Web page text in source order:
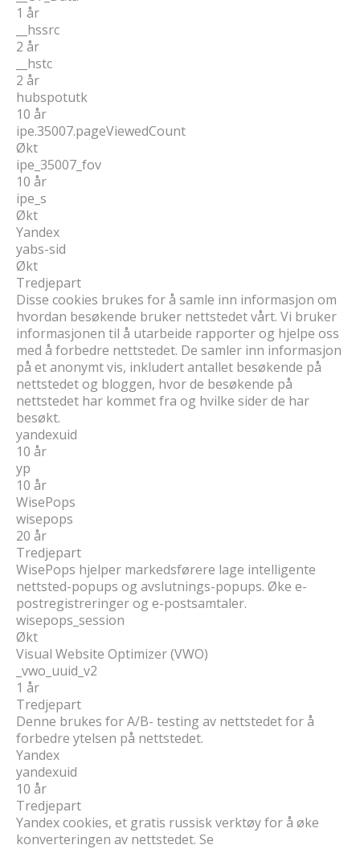
1 år
__hssrc
2 år
__hstc
2 år
hubspotutk
10 år
ipe.35007.pageViewedCount
Økt
ipe_35007_fov
10 år
ipe_s
Økt
Yandex
yabs-sid
Økt
Tredjepart
Disse cookies brukes for å samle inn informasjon om
hvordan besøkende bruker nettstedet vårt. Vi bruker
informasjonen til å utarbeide rapporter og hjelpe oss
med å forbedre nettstedet. De samler inn informasjon
på et anonymt vis, inkludert antallet besøkende på
nettstedet og bloggen, hvor de besøkende på
nettstedet har kommet fra og hvilke sider de har
besøkt.
yandexuid
10 år
yp
10 år
WisePops
wisepops
20 år
Tredjepart
WisePops hjelper markedsførere lage intelligente
nettsted-popups og avslutnings-popups. Øke e-
postregistreringer og e-postsamtaler.
wisepops_session
Økt
Visual Website Optimizer (VWO)
_vwo_uuid_v2
1 år
Tredjepart
Denne brukes for A/B- testing av nettstedet for å
forbedre ytelsen på nettstedet.
Yandex
yandexuid
10 år
Tredjepart
Yandex cookies, et gratis russisk verktøy for å øke
konverteringen av nettstedet. Se